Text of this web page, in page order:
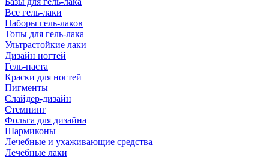
Все гель-лаки
Наборы гель-лаков
Топы для гель-лака
Ультрастойкие лаки
Дизайн ногтей
Гель-паста
Краски для ногтей
Пигменты
Слайдер-дизайн
Стемпинг
Фольга для дизайна
Шармиконы
Лечебные и ухаживающие средства
Лечебные лаки